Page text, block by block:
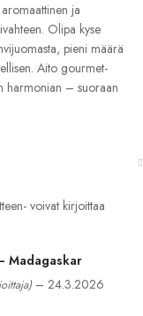
ja
Olipa kyse
pieni määrä
Aito gourmet-
harmonian – suoraan
Madagaskar
– 24.3.2026
voivat kirjoittaa